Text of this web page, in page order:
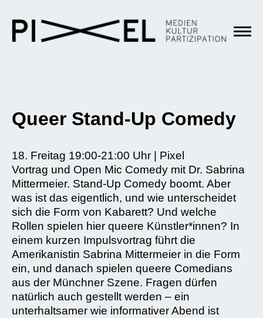
Queer Stand-Up Comedy
18. Freitag 19:00-21:00 Uhr | Pixel
Vortrag und Open Mic Comedy mit Dr. Sabrina
Mittermeier. Stand-Up Comedy boomt. Aber
was ist das eigentlich, und wie unterscheidet
sich die Form von Kabarett? Und welche
Rollen spielen hier queere Künstler*innen? In
einem kurzen Impulsvortrag führt die
Amerikanistin Sabrina Mittermeier in die Form
ein, und danach spielen queere Comedians
aus der Münchner Szene. Fragen dürfen
natürlich auch gestellt werden – ein
unterhaltsamer wie informativer Abend ist